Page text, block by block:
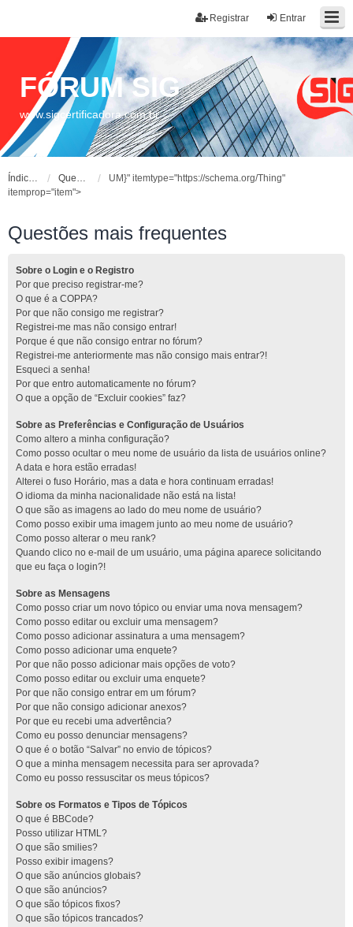
Entrar
Registrar
FÓRUM SIG
www.sigcertificadora.com.br
Índice do fórum Questões mais frequentes
UM}" itemtype="https://schema.org/Thing"
itemprop="item">
Questões mais frequentes
Sobre o Login e o Registro
Por que preciso registrar-me?
O que é a COPPA?
Por que não consigo me registrar?
Registrei-me mas não consigo entrar!
Porque é que não consigo entrar no fórum?
Registrei-me anteriormente mas não consigo mais entrar?!
Esqueci a senha!
Por que entro automaticamente no fórum?
O que a opção de “Excluir cookies” faz?
Sobre as Preferências e Configuração de Usuários
Como altero a minha configuração?
Como posso ocultar o meu nome de usuário da lista de usuários online?
A data e hora estão erradas!
Alterei o fuso Horário, mas a data e hora continuam erradas!
O idioma da minha nacionalidade não está na lista!
O que são as imagens ao lado do meu nome de usuário?
Como posso exibir uma imagem junto ao meu nome de usuário?
Como posso alterar o meu rank?
Quando clico no e-mail de um usuário, uma página aparece solicitando
que eu faça o login?!
Sobre as Mensagens
Como posso criar um novo tópico ou enviar uma nova mensagem?
Como posso editar ou excluir uma mensagem?
Como posso adicionar assinatura a uma mensagem?
Como posso adicionar uma enquete?
Por que não posso adicionar mais opções de voto?
Como posso editar ou excluir uma enquete?
Por que não consigo entrar em um fórum?
Por que não consigo adicionar anexos?
Por que eu recebi uma advertência?
Como eu posso denunciar mensagens?
O que é o botão “Salvar” no envio de tópicos?
O que a minha mensagem necessita para ser aprovada?
Como eu posso ressuscitar os meus tópicos?
Sobre os Formatos e Tipos de Tópicos
O que é BBCode?
Posso utilizar HTML?
O que são smilies?
Posso exibir imagens?
O que são anúncios globais?
O que são anúncios?
O que são tópicos fixos?
O que são tópicos trancados?